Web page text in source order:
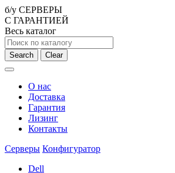
б/у СЕРВЕРЫ
С ГАРАНТИЕЙ
Весь каталог
Search Clear
О нас
Доставка
Гарантия
Лизинг
Контакты
Серверы Конфигуратор
Dell